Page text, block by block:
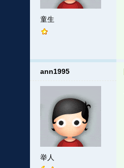
童生
ann1995
举人